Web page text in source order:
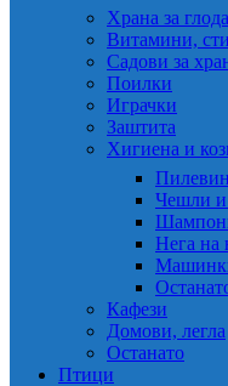
Храна за
Витамини,
Садови за
Поилки
Играчки
Заштита
Хигиена и
Чешли и
Нега на
Кафези
Домови, легла
Останато
Птици